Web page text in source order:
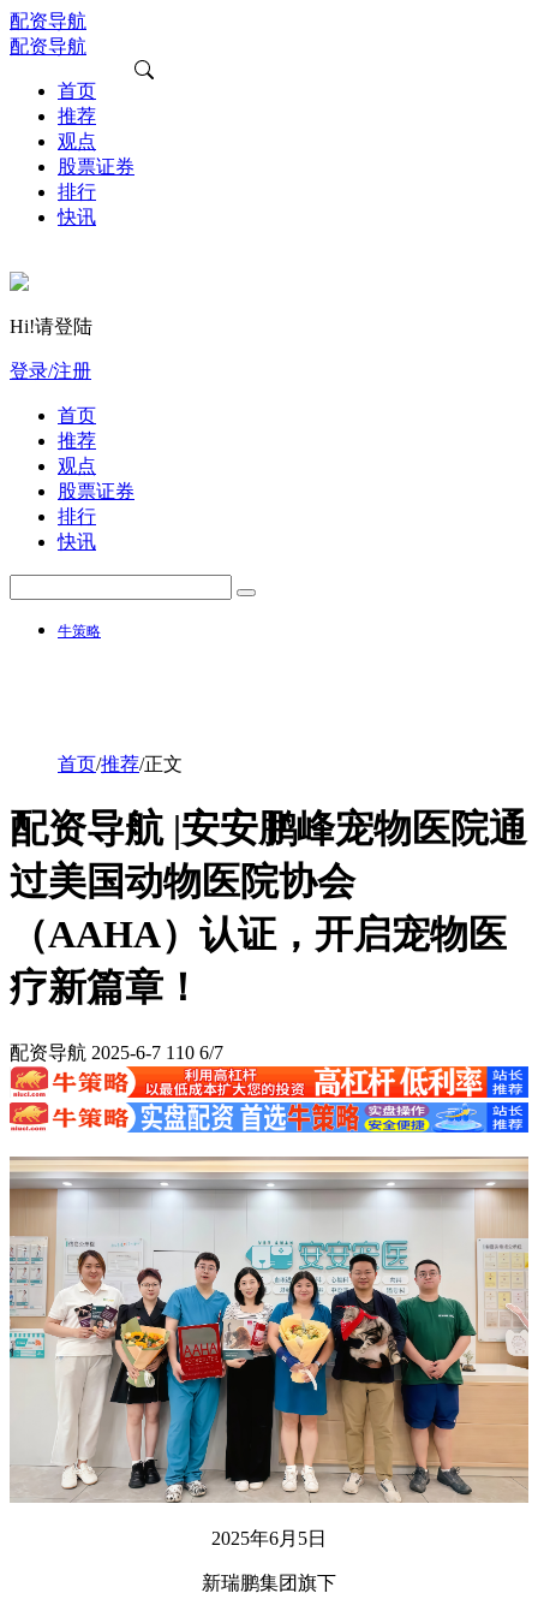
配资导航
配资导航
首页
推荐
观点
股票证券
排行
快讯
Hi!请登陆
登录/注册
首页
推荐
观点
股票证券
排行
快讯
牛策略
首页/推荐/正文
配资导航 |安安鹏峰宠物医院通
过美国动物医院协会
（AAHA）认证，开启宠物医
疗新篇章！
配资导航 2025-6-7 110 6/7
2025年6月5日
新瑞鹏集团旗下